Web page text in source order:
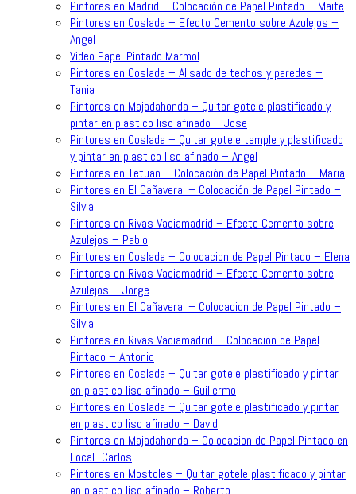
Pintores en Madrid – Colocación de Papel Pintado – Maite
Pintores en Coslada – Efecto Cemento sobre Azulejos –
Angel
Video Papel Pintado Marmol
Pintores en Coslada – Alisado de techos y paredes –
Tania
Pintores en Majadahonda – Quitar gotele plastificado y
pintar en plastico liso afinado – Jose
Pintores en Coslada – Quitar gotele temple y plastificado
y pintar en plastico liso afinado – Angel
Pintores en Tetuan – Colocación de Papel Pintado – Maria
Pintores en El Cañaveral – Colocación de Papel Pintado –
Silvia
Pintores en Rivas Vaciamadrid – Efecto Cemento sobre
Azulejos – Pablo
Pintores en Coslada – Colocacion de Papel Pintado – Elena
Pintores en Rivas Vaciamadrid – Efecto Cemento sobre
Azulejos – Jorge
Pintores en El Cañaveral – Colocacion de Papel Pintado –
Silvia
Pintores en Rivas Vaciamadrid – Colocacion de Papel
Pintado – Antonio
Pintores en Coslada – Quitar gotele plastificado y pintar
en plastico liso afinado – Guillermo
Pintores en Coslada – Quitar gotele plastificado y pintar
en plastico liso afinado – David
Pintores en Majadahonda – Colocacion de Papel Pintado en
Local- Carlos
Pintores en Mostoles – Quitar gotele plastificado y pintar
en plastico liso afinado – Roberto